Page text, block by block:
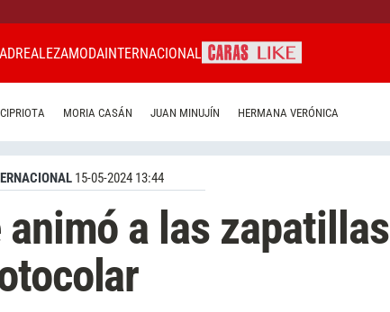
REALEZAMODAINTERNACIONAL
MORIA CASÁN JUAN MINUJÍN HERMANA VERÓNICA
15-05-2024 13:44
a las zapatillas